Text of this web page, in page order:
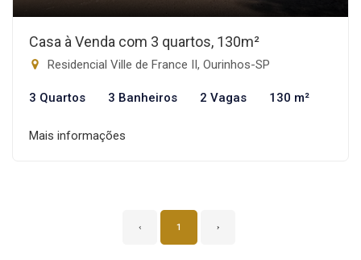
Casa à Venda com 3 quartos, 130m²
Residencial Ville de France II, Ourinhos-SP
3 Quartos 3 Banheiros 2 Vagas 130 m²
Mais informações
‹ 1 ›